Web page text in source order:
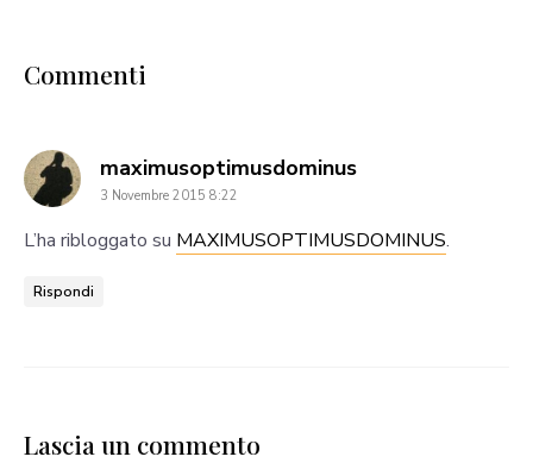
Commenti
maximusoptimusdominussays:
3 Novembre 2015 8:22
L’ha ribloggato su MAXIMUSOPTIMUSDOMINUS.
Rispondi
Lascia un commento